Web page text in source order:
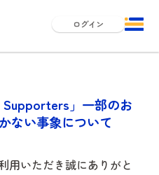
ログイン
」一部のお
ない事象について
用いただき誠にありがと